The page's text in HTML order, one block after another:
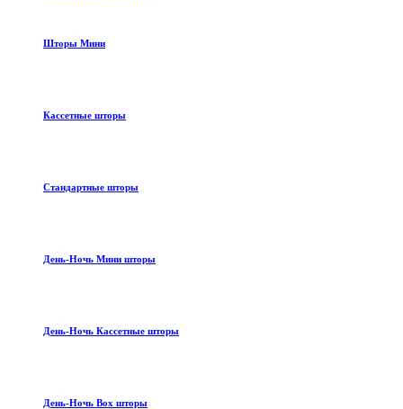
Шторы Мини
Кассетные шторы
Стандартные шторы
День-Ночь Мини шторы
День-Ночь Кассетные шторы
День-Ночь Box шторы